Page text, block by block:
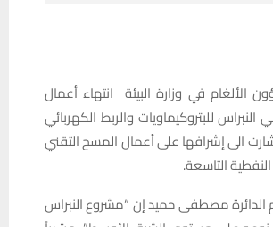
الألغام في وزارة البيئة انتهاء أعمال
للبتروكيماويات والربط الكهربائي
الى إشرافها على أعمال المسح التقني
التاسعة.
الدائرة مصطفى حميد إن “مشروع النبراس